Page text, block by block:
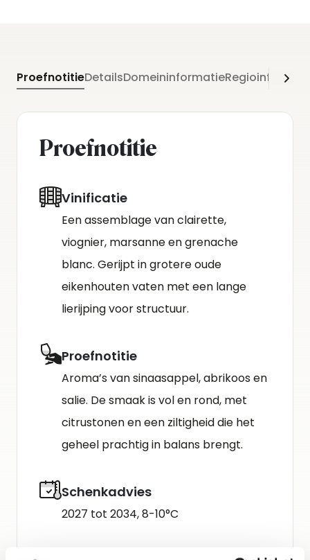
ProefnotitieDetailsDomeininformatie
Proefnotitie
Vinificatie
Een assemblage van clairette,
viognier, marsanne en grenache
blanc. Gerijpt in grotere oude
eikenhouten vaten met een lange
lierijping voor structuur.
Proefnotitie
Aroma’s van sinaasappel, abrikoos en
salie. De smaak is vol en rond, met
citrustonen en een ziltigheid die het
geheel prachtig in balans brengt.
Schenkadvies
2027 tot 2034, 8-10°C